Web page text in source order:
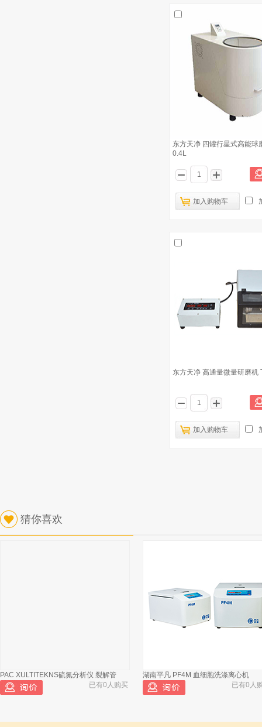
东方天净 四罐行星式高能球
0.4L
加入购物车
东方天净 高通量微量研磨机
加入购物车
猜你喜欢
PAC XULTITEKNS硫氮分析仪 裂解管
已有0人购买
湖南平凡 PF4M 血细胞洗涤离心机
已有0人